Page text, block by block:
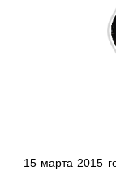
15 марта 2015